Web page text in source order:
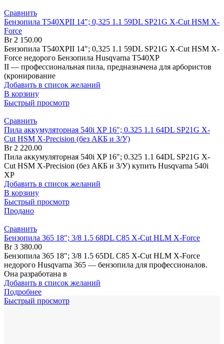
Сравнить
Бензопила T540XPII 14″; 0,325 1.1 59DL SP21G X-Cut HSM X-
Force
Br2 150.00
Бензопила T540XPII 14"; 0,325 1.1 59DL SP21G X-Cut HSM X-
Force недорого Бензопила Husqvarna T540XP
II — профессиональная пила, предназначена для арбористов
(кронирование
Добавить в список желаний
В корзину
Быстрый просмотр
Сравнить
Пила аккумуляторная 540i XP 16″; 0.325 1.1 64DL SP21G X-
Cut HSM X-Precision (без АКБ и З/У)
Br2 220.00
Пила аккумуляторная 540i XP 16″; 0.325 1.1 64DL SP21G X-
Cut HSM X-Precision (без АКБ и З/У) купить Husqvarna 540i
XP
Добавить в список желаний
В корзину
Быстрый просмотр
Продано
Сравнить
Бензопила 365 18″; 3/8 1.5 68DL C85 X-Cut HLM X-Force
Br3 380.00
Бензопила 365 18"; 3/8 1.5 65DL C85 X-Cut HLM X-Force
недорого Husqvarna 365 — бензопила для профессионалов.
Она разработана в
Добавить в список желаний
Подробнее
Быстрый просмотр